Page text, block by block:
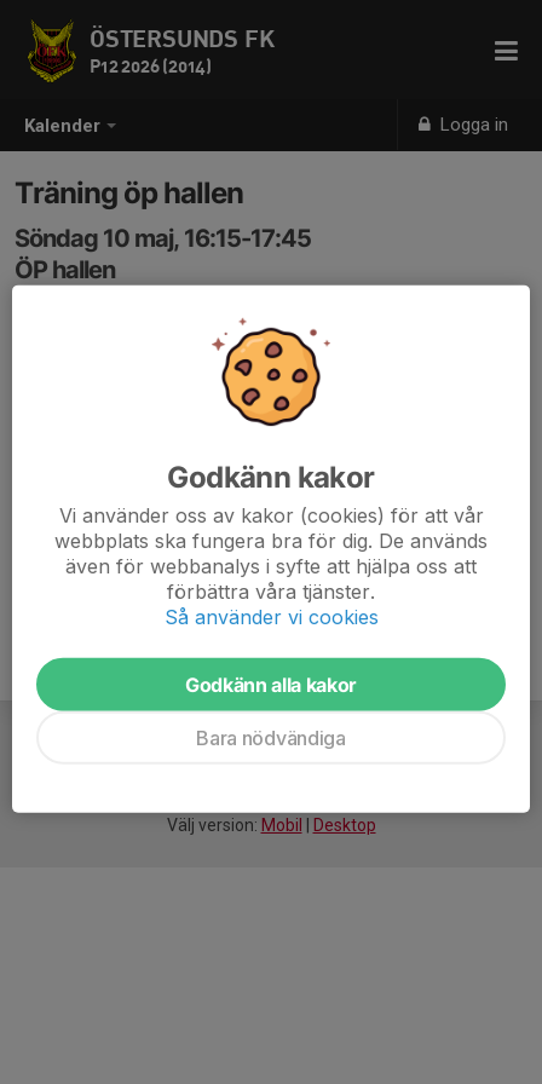
Kalender Logga in
ÖSTERSUNDS FK
P12 2026 (2014)
Träning öp hallen
Söndag 10 maj, 16:15-17:45
ÖP hallen
Sista 15 min kör vi styrka och stretching utanför planen
Välj version: Mobil Desktop
Godkänn kakor
Vi använder oss av kakor (cookies) för att vår
webbplats ska fungera bra för dig. De används
även för webbanalys i syfte att hjälpa oss att
förbättra våra tjänster.
Så använder vi cookies
Godkänn alla kakor
Bara nödvändiga